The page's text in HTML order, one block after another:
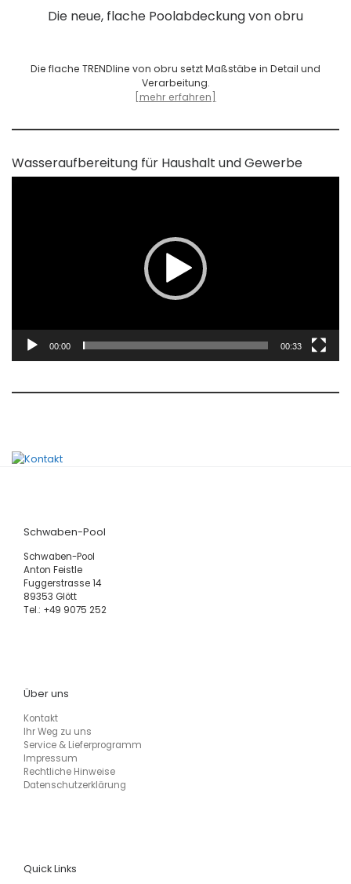
Die neue, flache Poolabdeckung von obru
Die flache TRENDline von obru setzt Maßstäbe in Detail und
Verarbeitung.
[mehr erfahren]
Wasseraufbereitung für Haushalt und Gewerbe
00:00 00:33
Schwaben-Pool
Schwaben-Pool
Anton Feistle
Fuggerstrasse 14
89353 Glött
Tel.: +49 9075 252
Über uns
Kontakt
Ihr Weg zu uns
Service & Lieferprogramm
Impressum
Rechtliche Hinweise
Datenschutzerklärung
Quick Links